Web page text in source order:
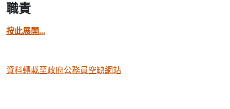
職責
按此展開...
資料轉載至政府公務員空缺網站